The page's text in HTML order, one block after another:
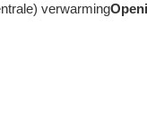
verwarming